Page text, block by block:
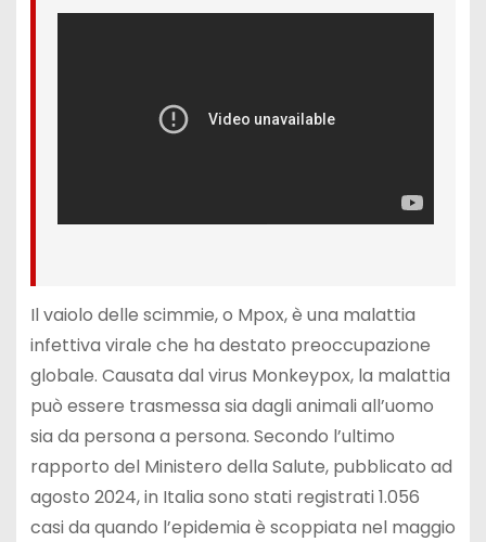
Il vaiolo delle scimmie, o Mpox, è una malattia
infettiva virale che ha destato preoccupazione
globale. Causata dal virus Monkeypox, la malattia
può essere trasmessa sia dagli animali all’uomo
sia da persona a persona. Secondo l’ultimo
rapporto del Ministero della Salute, pubblicato ad
agosto 2024, in Italia sono stati registrati 1.056
casi da quando l’epidemia è scoppiata nel maggio